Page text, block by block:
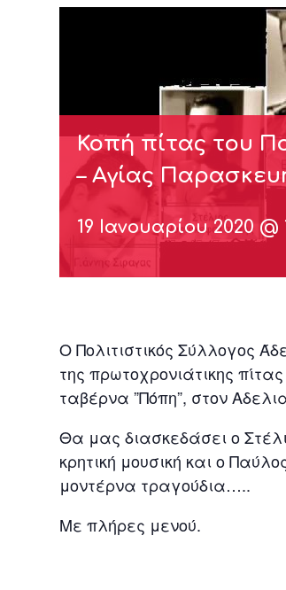
Κοπή πίτας του
– Αγίας
19 Ιανουαρίου 2020 @
Ο Πολιτιστικός Σύλλογος
της πρωτοχρονιάτικης
ταβέρνα ”Πόπη”, στον
Θα μας διασκεδάσει ο
κρητική μουσική και ο
μοντέρνα τραγούδια…..
Με πλήρες μενού.